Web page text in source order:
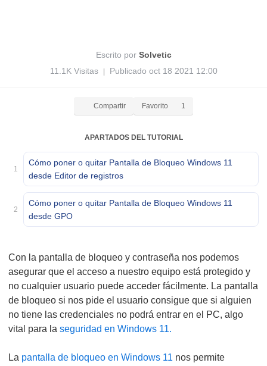
Escrito por Solvetic
11.1K Visitas
Publicado oct 18 2021 12:00
Compartir Favorito 1
APARTADOS DEL TUTORIAL
1
Cómo poner o quitar Pantalla de Bloqueo Windows 11
desde Editor de registros
2
Cómo poner o quitar Pantalla de Bloqueo Windows 11
desde GPO
Con la pantalla de bloqueo y contraseña nos podemos
asegurar que el acceso a nuestro equipo está protegido y
no cualquier usuario puede acceder fácilmente. La pantalla
de bloqueo si nos pide el usuario consigue que si alguien
no tiene las credenciales no podrá entrar en el PC, algo
vital para la seguridad en Windows 11.
La pantalla de bloqueo en Windows 11 nos permite